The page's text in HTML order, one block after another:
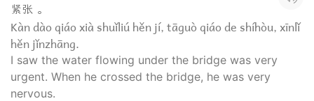
紧张 。
Kàn dào qiáo xià shuǐliú hěn jí, tāguò qiáo de shíhòu, xīnlǐ
hěn jǐnzhāng.
I saw the water flowing under the bridge was very
urgent. When he crossed the bridge, he was very
nervous.